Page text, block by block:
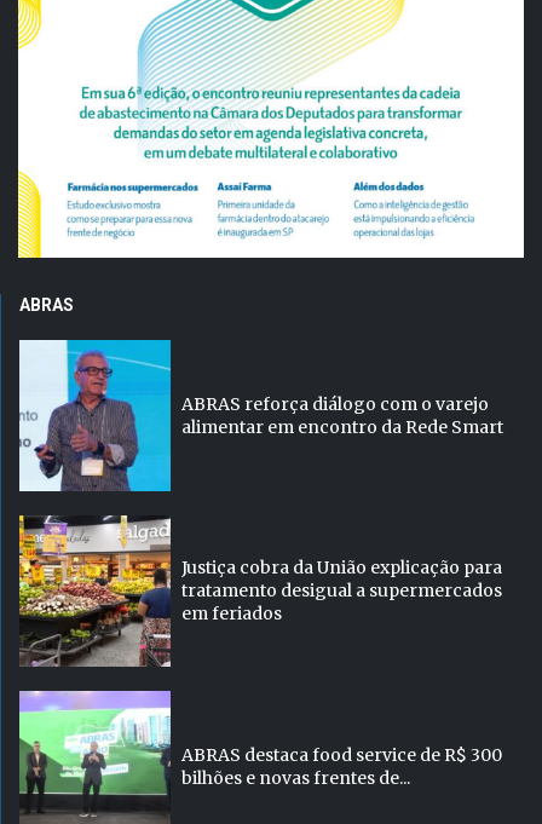
ABRAS
ABRAS reforça diálogo com o varejo
alimentar em encontro da Rede Smart
Justiça cobra da União explicação para
tratamento desigual a supermercados
em feriados
ABRAS destaca food service de R$ 300
bilhões e novas frentes de...